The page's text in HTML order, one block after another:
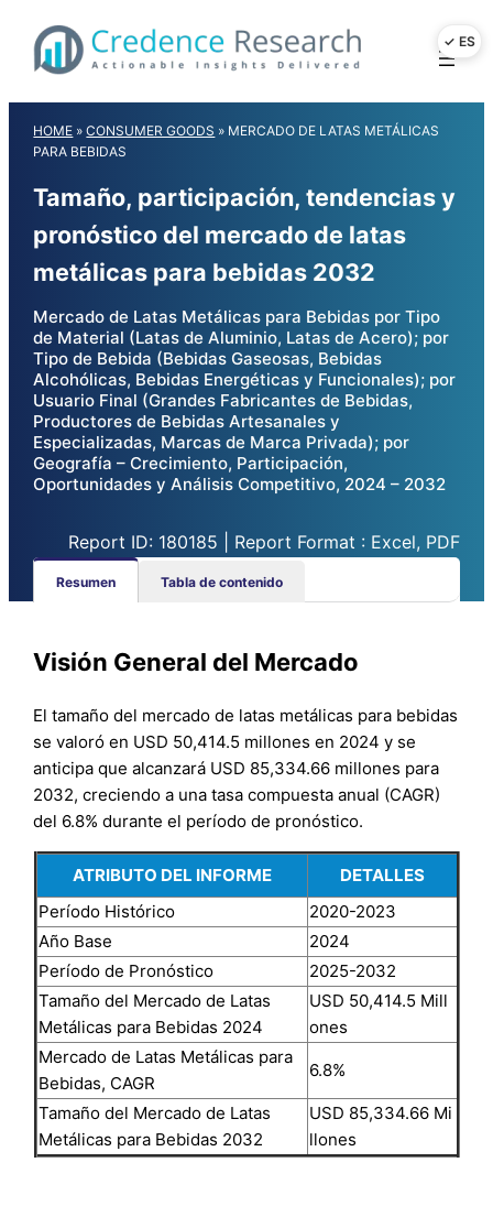
content
HOME »CONSUMER GOODS » MERCADO DE LATAS METÁLICAS
PARA BEBIDAS
Tamaño, participación, tendencias y
pronóstico del mercado de latas
metálicas para bebidas 2032
Mercado de Latas Metálicas para Bebidas por Tipo
de Material (Latas de Aluminio, Latas de Acero); por
Tipo de Bebida (Bebidas Gaseosas, Bebidas
Alcohólicas, Bebidas Energéticas y Funcionales); por
Usuario Final (Grandes Fabricantes de Bebidas,
Productores de Bebidas Artesanales y
Especializadas, Marcas de Marca Privada); por
Geografía – Crecimiento, Participación,
Oportunidades y Análisis Competitivo, 2024 – 2032
Report ID: 180185 | Report Format : Excel, PDF
Resumen Tabla de contenido
Visión General del Mercado
El tamaño del mercado de latas metálicas para bebidas
se valoró en USD 50,414.5 millones en 2024 y se
anticipa que alcanzará USD 85,334.66 millones para
2032, creciendo a una tasa compuesta anual (CAGR)
del 6.8% durante el período de pronóstico.
ATRIBUTO DEL INFORME
DETALLES
Período Histórico
2020-2023
Año Base
2024
Período de Pronóstico
2025-2032
Tamaño del Mercado de Latas
Metálicas para Bebidas 2024
USD 50,414.5 Mill
ones
Mercado de Latas Metálicas para
Bebidas, CAGR
6.8%
Tamaño del Mercado de Latas
Metálicas para Bebidas 2032
USD 85,334.66 Mi
llones